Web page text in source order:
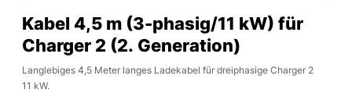
Kabel 4,5 m (3-phasig/11 kW) für
Charger 2 (2. Generation)
Langlebiges 4,5 Meter langes Ladekabel für dreiphasige Charger 2
11 kW.